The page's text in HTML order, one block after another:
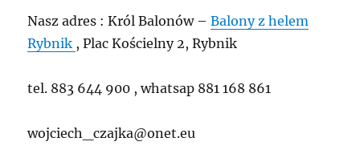
Nasz adres : Król Balonów –Balony z helem
Rybnik , Plac Kościelny 2, Rybnik
tel. 883 644 900 , whatsap 881 168 861
wojciech_czajka@onet.eu